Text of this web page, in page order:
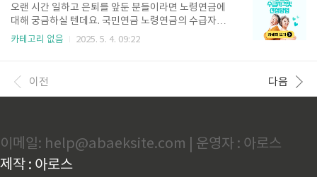
정 금액을 저축하면 정부가 추가로 적립금을 지원해주
는 방식으로 운영됩니다.💡 알고 계셨나요? 청년내일저
축계좌는 기존의 '청년희망키움통장'과 '청년저축계
좌'를 통합·개편한 제도예요. 2022년 7월부터 시행되
축계좌는 아무나 가입할 수 있는 것이 아니에요. 다음
조건을 모두 충족해야 합니다. 1. 나이 조건만..
오랜 시간 일하고 은퇴를 앞둔 분들이라면 노령연금에
대해 궁금하실 텐데요. 국민연금 노령연금의 수급자격
과 신청방법을 쉽고 자세하게 알려드릴게요.내가 받을
금은 국민연금 가입자가 일정 나이가 되었을 때 받을 수
있는 연금이에요.오랫동안 국민연금 보험료를 납부하
기 시작하면 돌아가실 때까지 매월 지급된답니다. 노령
연금 수급자격 조건노령연금을 받기 위해서는 다음 조
건을 충족해야 해요. 1. 가입기간 조건기본 조건: 최소 1
카테고리 없음 2025. 5. 4. 09:22
이전 다음
이메일: help@abaeksite.com | 운영자 : 아로스
제작 : 아로스